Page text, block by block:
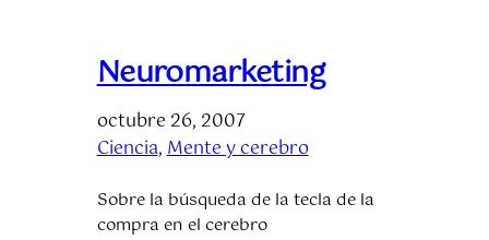
Neuromarketing
octubre 26, 2007
Ciencia, Mente y cerebro
Sobre la búsqueda de la tecla de la
compra en el cerebro